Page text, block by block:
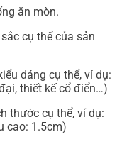
ăn mòn.
cụ thể của sản
dáng cụ thể, ví dụ:
thiết kế cổ điển…)
thước cụ thể, ví dụ:
cao: 1.5cm)